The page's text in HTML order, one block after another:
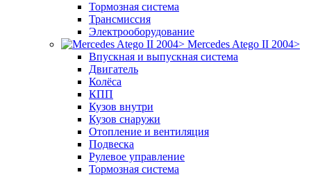
Тормозная система
Трансмиссия
Электрооборудование
Mercedes Atego II 2004>
Впускная и выпускная система
Двигатель
Колёса
КПП
Кузов внутри
Кузов снаружи
Отопление и вентиляция
Подвеска
Рулевое управление
Тормозная система